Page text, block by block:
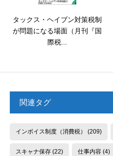
タックス・ヘイブン対策税制
が問題になる場面（月刊『国
際税...
関連タグ
インボイス制度（消費税） (209)
スキャナ保存(22) 仕事内容(4)